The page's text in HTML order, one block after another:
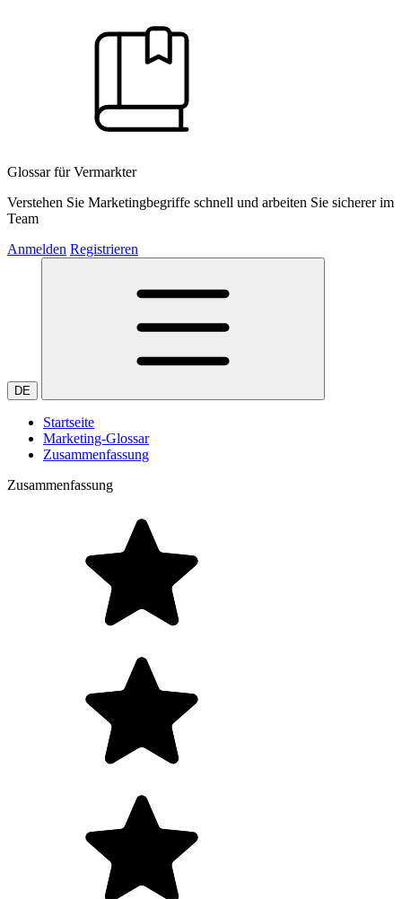
Glossar für Vermarkter
Verstehen Sie Marketingbegriffe schnell und arbeiten Sie sicherer im
Team
Anmelden Registrieren
DE
Startseite
Marketing-Glossar
Zusammenfassung
Zusammenfassung